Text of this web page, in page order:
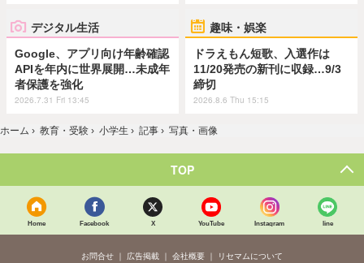
デジタル生活
Google、アプリ向け年齢確認
APIを年内に世界展開…未成年
者保護を強化
2026.7.31 Fri 13:45
趣味・娯楽
ドラえもん短歌、入選作は
11/20発売の新刊に収録…9/3
締切
2026.8.6 Thu 15:15
ホーム › 教育・受験 › 小学生 › 記事 › 写真・画像
TOP
Home Facebook X YouTube Instagram line
お問合せ 広告掲載 会社概要 リセマムについて